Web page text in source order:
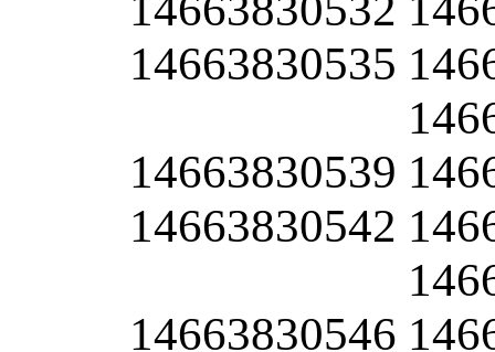
14663830535
14663830539
14663830542
14663830546